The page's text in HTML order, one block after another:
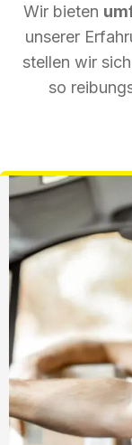
Wir bieten
unserer
stellen wir
so